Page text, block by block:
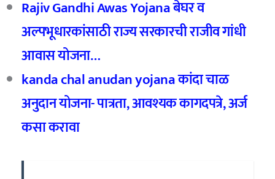
Rajiv Gandhi Awas Yojanaबेघर व
अल्पभूधारकांसाठी राज्य सरकारची राजीव गांधी
आवास योजना…
kanda chal anudan yojanaकांदा चाळ
अनुदान योजना- पात्रता,आवश्यक कागदपत्रे,अर्ज
कसा करावा